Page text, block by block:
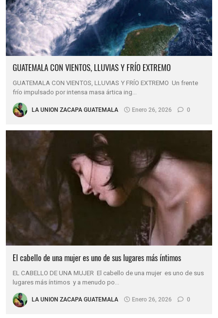
GUATEMALA CON VIENTOS, LLUVIAS Y FRÍO EXTREMO
GUATEMALA CON VIENTOS, LLUVIAS Y FRÍO EXTREMO Un frente
frío impulsado por intensa masa ártica ing…
LA UNION ZACAPA GUATEMALA Enero 26, 2026 0
El cabello de una mujer es uno de sus lugares más íntimos
EL CABELLO DE UNA MUJER El cabello de una mujer es uno de sus
lugares más íntimos y a menudo po…
LA UNION ZACAPA GUATEMALA Enero 26, 2026 0